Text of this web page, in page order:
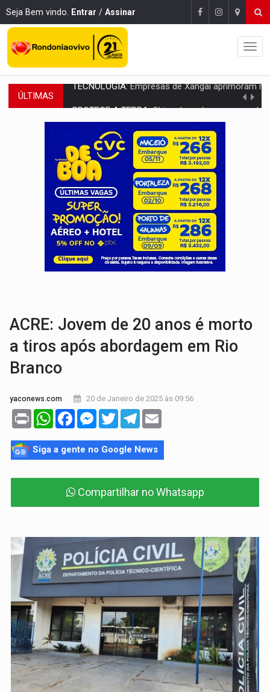
Seja Bem vindo. Entrar / Assinar
ÚLTIMAS China descobre como explodir asteroide com
VÍDEO:Motociclista morre após bater na traseira de
PARECE UM NUGGET:Essa receita com frango virou o meu
EMPREENDEDORISMO:7 negócios que podem começar com pouco dinheiro e
GIGANTE DA AMÉRICA:Brasil reúne dimensão continental e posição
INDEPENDÊNCIA:10 dicas importantes para quem quer
VARCENA:Cientistas descobrem nova espécie de rã em florestas
BARGANHA:Vai comprar celular usado? Veja como consultar o
ACRE: Jovem de 20 anos é morto
a tiros após abordagem em Rio
Branco
yaconews.com 20 de Janeiro de 2025 às 09:56
Print WhatsAppFacebookMessenger
TwitterTelegram
Siga a gente no Google News
Compartilhar no Whatsapp